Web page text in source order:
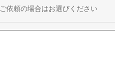
ご依頼の場合はお選びください